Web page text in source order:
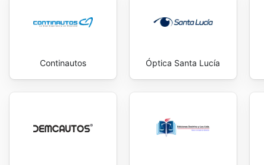
Continautos Óptica Santa Lucía